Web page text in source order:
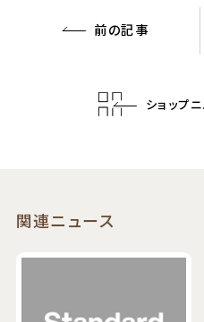
前の記事
ショップ
関連ニュース